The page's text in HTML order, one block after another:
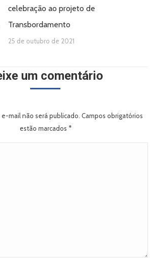
celebração ao projeto de
Transbordamento
25 de outubro de 2021
um comentário
mail não será publicado. Campos obrigatórios
estão marcados *